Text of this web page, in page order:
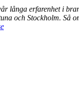
långa erfarenhet i
och Stockholm. Så